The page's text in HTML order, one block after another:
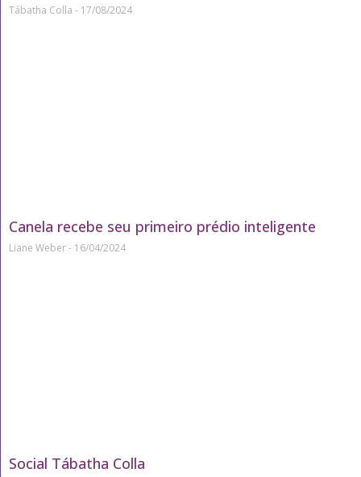
Tábatha Colla 17/08/2024
Canela recebe seu primeiro prédio inteligente
Liane Weber 16/04/2024
Social Tábatha Colla